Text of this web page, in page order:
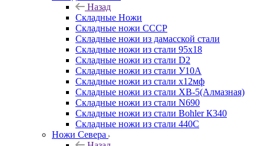
Назад
Складные Ножи
Cкладные ножи СССР
Складные ножи из дамасской стали
Складные ножи из стали 95х18
Складные ножи из стали D2
Складные ножи из стали У10А
Складные ножи из стали х12мф
Складные ножи из стали ХВ-5(Алмазная)
Складные ножи из стали N690
Складные ножи из стали Bohler К340
Складные ножи из стали 440С
Ножи Севера